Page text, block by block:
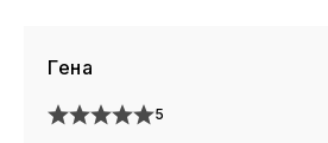
Гена
5